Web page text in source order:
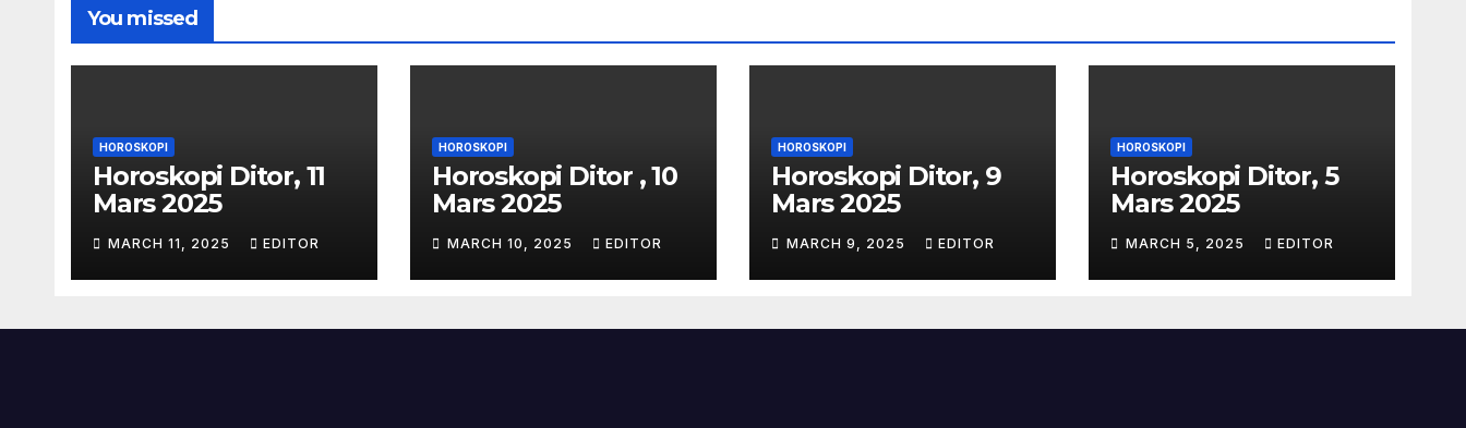
You missed
HOROSKOPI
Horoskopi Ditor, 11
Mars 2025
MARCH 11, 2025 EDITOR
HOROSKOPI
Horoskopi Ditor , 10
Mars 2025
MARCH 10, 2025 EDITOR
HOROSKOPI
Horoskopi Ditor, 9
Mars 2025
MARCH 9, 2025 EDITOR
HOROSKOPI
Horoskopi Ditor, 5
Mars 2025
MARCH 5, 2025 EDITOR